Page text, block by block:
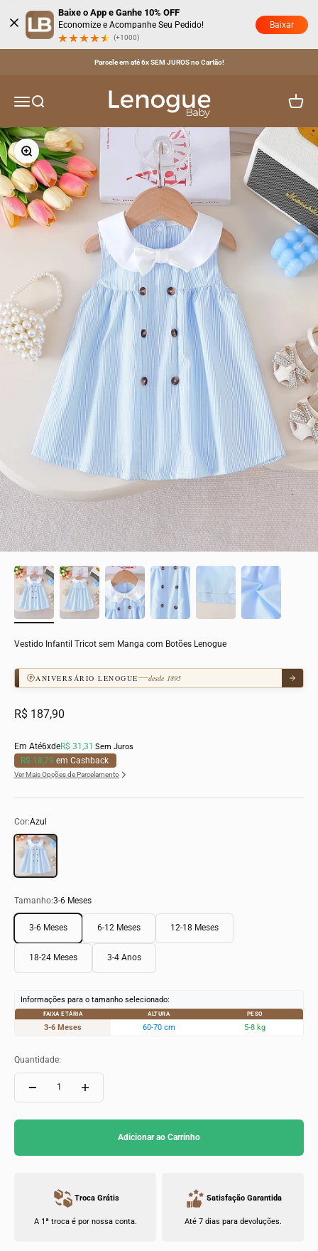
Baixe o App e Ganhe 10% OFF
Economize e Acompanhe Seu Pedido!
(+1000)
Baixar
Parcele em até 6x SEM JUROS no Cartão!
MenuBuscar
Lenogue Baby
Zoom na imagem
Vestido Infantil Tricot sem Manga com Botões Lenogue
ANIVERSÁRIO LENOGUE desde 1895
Preço promocional
R$ 187,90
Em Até6xdeR$ 31,31 Sem Juros
R$ 18,79 em Cashback
Ver Mais Opções de Parcelamento
Cor:Azul
Azul
Tamanho:3-6 Meses
3-6 Meses 6-12 Meses 12-18 Meses
18-24 Meses 3-4 Anos
Informações para o tamanho selecionado:
FAIXA ETÁRIA ALTURA PESO
3-6 Meses 60-70 cm 5-8 kg
Quantidade:
Adicionar ao Carrinho
Troca Grátis
A 1ª troca é por nossa conta.
Satisfação Garantida
Até 7 dias para devoluções.